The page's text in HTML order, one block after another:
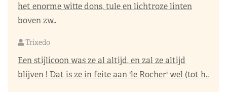
het enorme witte dons, tule en lichtroze linten
boven zw..
Trixedo
Een stijlicoon was ze al altijd, en zal ze altijd
blijven ! Dat is ze in feite aan 'le Rocher' wel (tot h..